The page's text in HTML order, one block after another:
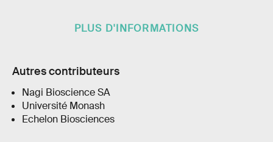
PLUS D'INFORMATIONS
Autres contributeurs
Nagi Bioscience SA
Université Monash
Echelon Biosciences